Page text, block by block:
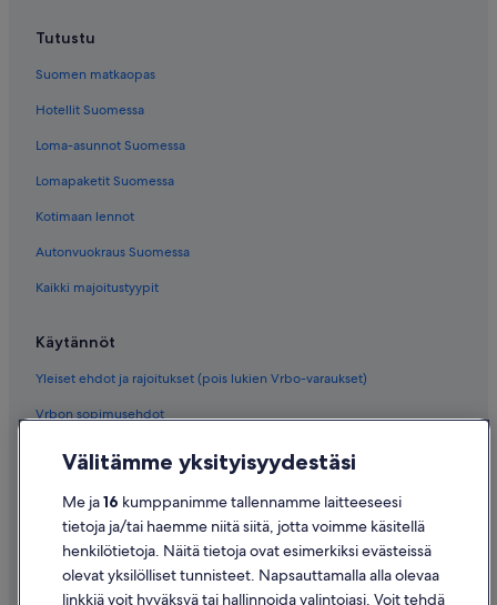
Tutustu
Suomen matkaopas
Hotellit Suomessa
Loma-asunnot Suomessa
Lomapaketit Suomessa
Kotimaan lennot
Autonvuokraus Suomessa
Kaikki majoitustyypit
Käytännöt
Yleiset ehdot ja rajoitukset (pois lukien Vrbo-varaukset)
Vrbon sopimusehdot
Evästeet
Käyttöehdot
Oikeudelliset tiedot / ota meihin yhteyttä
Välitämme yksityisyydestäsi
Me ja16 kumppanimme tallennamme laitteeseesi
tietoja ja/tai haemme niitä siitä, jotta voimme käsitellä
henkilötietoja. Näitä tietoja ovat esimerkiksi evästeissä
olevat yksilölliset tunnisteet. Napsauttamalla alla olevaa
linkkiä voit hyväksyä tai hallinnoida valintojasi. Voit tehdä